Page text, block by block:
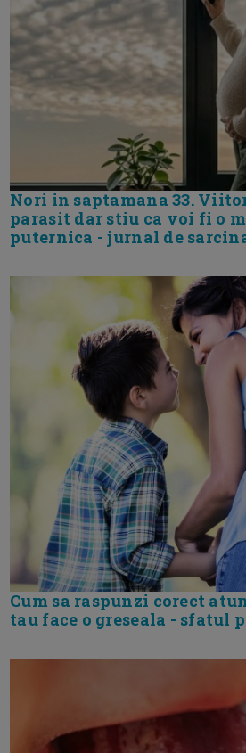
Nori in saptamana 33.
parasit dar stiu ca voi fi o
puternica - jurnal de
Cum sa raspunzi corect
tau face o greseala - sfatul